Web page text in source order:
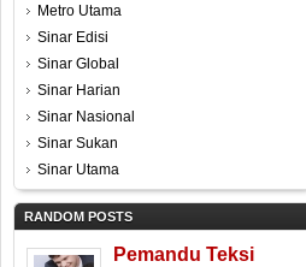
Metro Utama
Sinar Edisi
Sinar Global
Sinar Harian
Sinar Nasional
Sinar Sukan
Sinar Utama
RANDOM POSTS
Pemandu Teksi